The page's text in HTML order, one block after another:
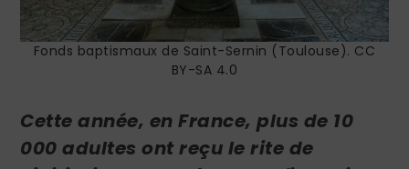
Fonds baptismaux de Saint-Sernin (Toulouse). CC
BY-SA 4.0
Cette année, en France, plus de 10
000 adultes ont reçu le rite de